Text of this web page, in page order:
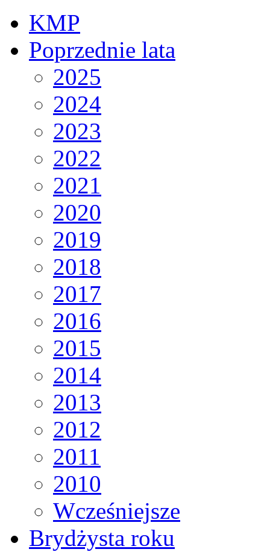
KMP
Poprzednie lata
2025
2024
2023
2022
2021
2020
2019
2018
2017
2016
2015
2014
2013
2012
2011
2010
Wcześniejsze
Brydżysta roku